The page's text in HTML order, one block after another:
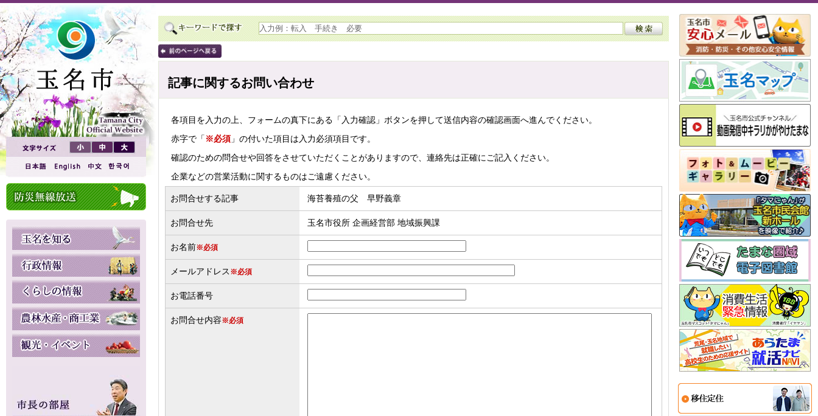
記事に関するお問い合わせ
各項目を入力の上、フォームの真下にある「入力確認」ボタンを押して送信内容の確認画面へ進んでください。
赤字で「 ※必須 」の付いた項目は入力必須項目です。
確認のための問合せや回答をさせていただくことがありますので、連絡先は正確にご記入ください。
企業などの営業活動に関するものはご遠慮ください。
お問合せする記事 海苔養殖の父 早野義章
お問合せ先 玉名市役所 企画経営部 地域振興課
お名前※必須
メールアドレス ※必須
お電話番号
お問合せ内容※必須